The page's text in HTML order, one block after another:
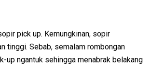
pick up. Kemungkinan, sopir
tinggi. Sebab, semalam rombongan
up ngantuk sehingga menabrak belakang